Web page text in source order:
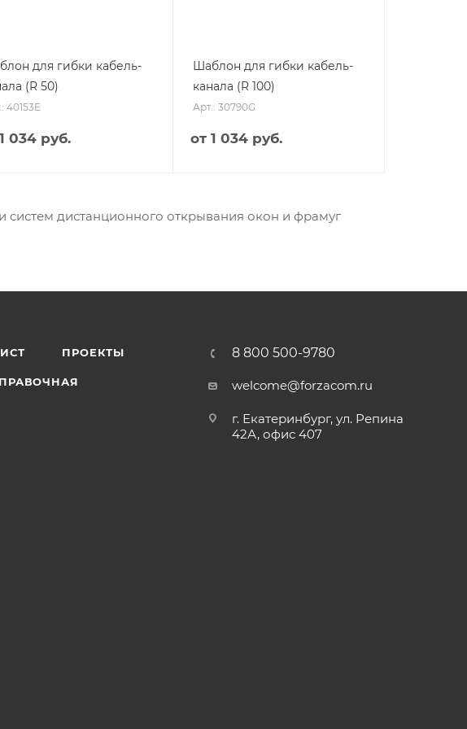
для гибки кабель-
(R 50)
40153E
1 034 руб.
Шаблон для гибки кабель-
канала (R 100)
Арт.: 30790G
от 1 034 руб.
систем дистанционного открывания окон и фрамуг
ПРОЕКТЫ 8 800 500-9780
welcome@forzacom.ru
г. Екатеринбург, ул. Репина
42А, офис 407